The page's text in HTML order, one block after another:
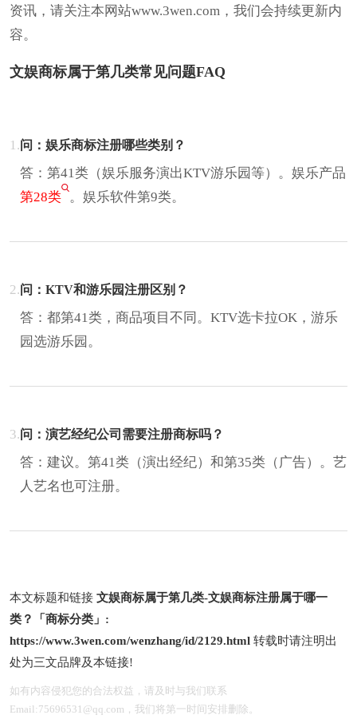
资讯，请关注本网站www.3wen.com，我们会持续更新内
容。
文娱商标属于第几类常见问题FAQ
1.问：娱乐商标注册哪些类别？
答：第41类（娱乐服务演出KTV游乐园等）。娱乐产品
第28类
。娱乐软件第9类。
2.问：KTV和游乐园注册区别？
答：都第41类，商品项目不同。KTV选卡拉OK，游乐
园选游乐园。
3.问：演艺经纪公司需要注册商标吗？
答：建议。第41类（演出经纪）和第35类（广告）。艺
人艺名也可注册。
本文标题和链接 文娱商标属于第几类-文娱商标注册属于哪一
类？「商标分类」:
https://www.3wen.com/wenzhang/id/2129.html 转载时请注明出
处为三文品牌及本链接!
如有内容侵犯您的合法权益，请及时与我们联系
Email:75696531@qq.com，我们将第一时间安排删除。